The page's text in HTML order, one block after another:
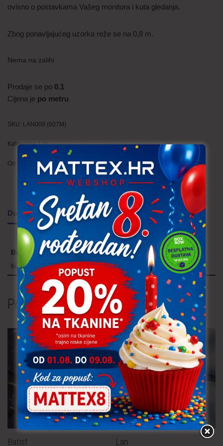
ovisno o postavkama Vašeg monitora i kuta gledanja.
Zbog ponavljajućeg uzorka reže se na 0,8 m.
Nema na zalihi
Prodaje se po 0.1
Cijena je po metru
SKU: LAN008 (607M)
Kategorija:Lan
Oznaka: ljeto
Dodatne informacije
Boja
bijela (off white), žuta, roza, plava, smeđa
Povezani proizvodi
Batist Lan